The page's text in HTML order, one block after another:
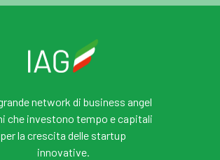
network di business angel
che investono tempo e capitali
per la crescita delle startup
innovative.